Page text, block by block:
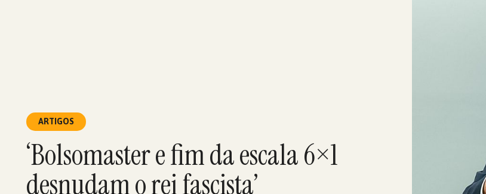
ARTIGOS
‘Bolsomaster e fim da escala 6×1
desnudam o rei fascista’